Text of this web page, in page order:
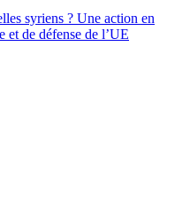
syriens ? Une action en
et de défense de l’UE